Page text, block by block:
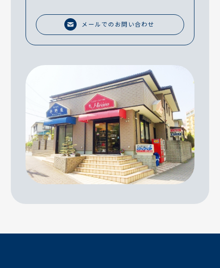
メールでのお問い合わせ